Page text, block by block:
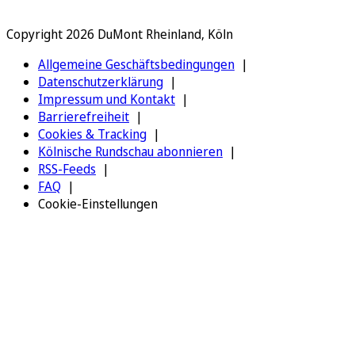
Copyright 2026 DuMont Rheinland, Köln
Allgemeine Geschäftsbedingungen
Datenschutzerklärung
Impressum und Kontakt
Barrierefreiheit
Cookies & Tracking
Kölnische Rundschau abonnieren
RSS-Feeds
FAQ
Cookie-Einstellungen